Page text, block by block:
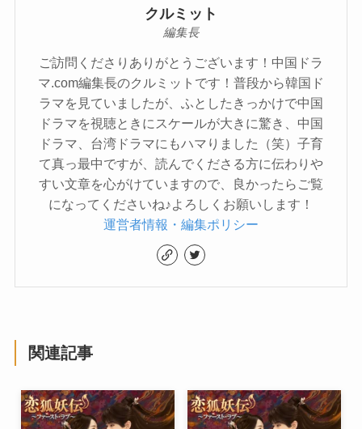
クルミット
編集長
ご訪問くださりありがとうございます！中国ドラ
マ.com編集長のクルミットです！普段から韓国ド
ラマを見ていましたが、ふとしたきっかけで中国
ドラマを視聴ときにスケールが大きに驚き、中国
ドラマ、台湾ドラマにもハマりました（笑）子育
て真っ最中ですが、読んでくださる方に伝わりや
すい文章を心がけていますので、良かったらご覧
になってくださいね♪よろしくお願いします！
運営者情報・編集ポリシー
関連記事